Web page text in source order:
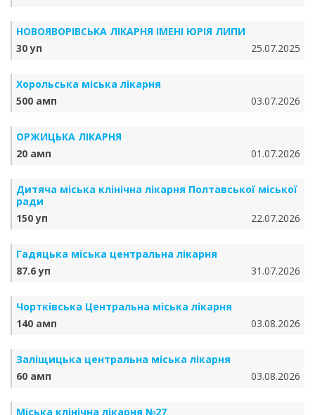
НОВОЯВОРІВСЬКА ЛІКАРНЯ ІМЕНІ ЮРІЯ ЛИПИ
30 уп
25.07.2025
Хорольська міська лікарня
500 амп
03.07.2026
ОРЖИЦЬКА ЛІКАРНЯ
20 амп
01.07.2026
Дитяча міська клінічна лікарня Полтавської міської
ради
150 уп
22.07.2026
Гадяцька міська центральна лікарня
87.6 уп
31.07.2026
Чортківська Центральна міська лікарня
140 амп
03.08.2026
Заліщицька центральна міська лікарня
60 амп
03.08.2026
Міська клінічна лікарня №27